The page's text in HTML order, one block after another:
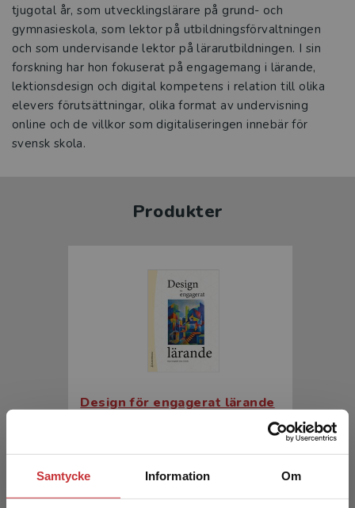
Samtycke Information Om
tjugotal år, som utvecklingslärare på grund- och
gymnasieskola, som lektor på utbildningsförvaltningen
och som undervisande lektor på lärarutbildningen. I sin
forskning har hon fokuserat på engagemang i lärande,
lektionsdesign och digital kompetens i relation till olika
elevers förutsättningar, olika format av undervisning
online och de villkor som digitaliseringen innebär för
svensk skola.
Produkter
Design för engagerat lärande
Exkl. moms: 298 kr